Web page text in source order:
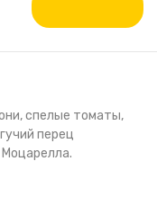
спелые томаты,
перец
Моцарелла.